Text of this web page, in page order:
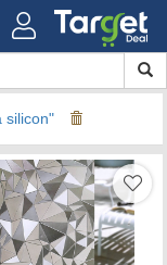
silicon"